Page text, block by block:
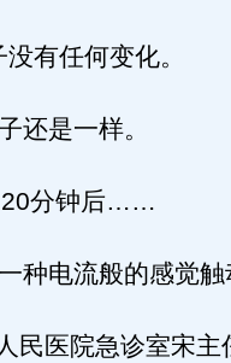
有任何变化。
是一样。
分钟后……
电流般的感觉触
医院急诊室宋主